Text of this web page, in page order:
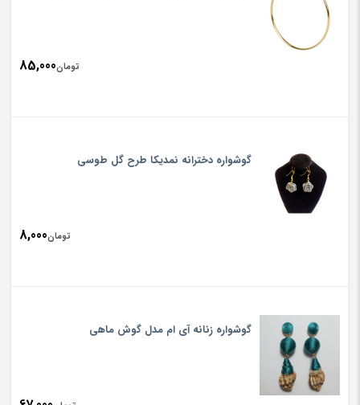
تومان85,000
گوشواره دخترانه نمدیکا طرح گل طوسی
تومان8,000
گوشواره زنانه آی ام مدل گوش ماهی